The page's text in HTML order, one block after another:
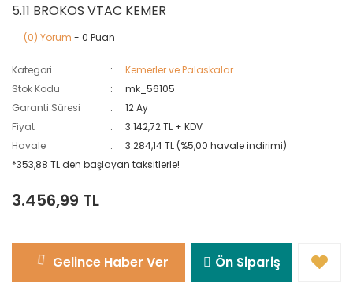
5.11 BROKOS VTAC KEMER
(0) Yorum - 0 Puan
Kategori
Kemerler ve Palaskalar
Stok Kodu
mk_56105
Garanti Süresi
12 Ay
Fiyat
3.142,72 TL + KDV
Havale
3.284,14 TL (%5,00 havale indirimi)
*353,88 TL den başlayan taksitlerle!
3.456,99 TL
Gelince Haber Ver Ön Sipariş